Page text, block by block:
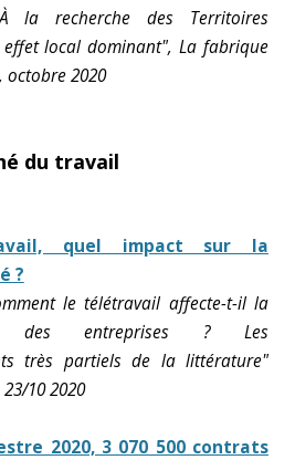
la recherche des Territoires
effet local dominant", La fabrique
octobre 2020
du travail
quel impact sur la
?
le télétravail affecte-t-il la
des entreprises ? Les
très partiels de la littérature"
10 2020
2020, 3 070 500 contrats